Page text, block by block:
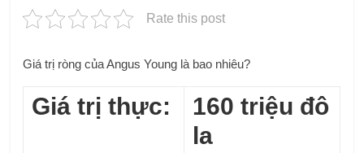
Rate this post
Giá trị ròng của Angus Young là bao nhiêu?
Giá trị thực:
160 triệu đô
la